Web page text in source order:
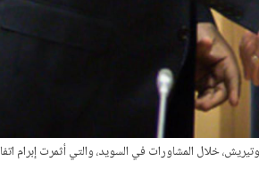
في السويد، والتي أثمرت إبرام اتفاق ستوكهولم في 13